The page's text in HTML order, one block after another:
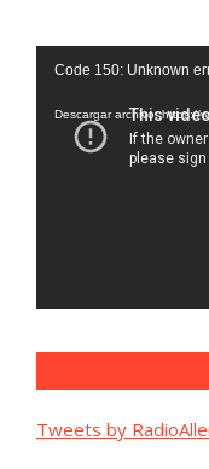
Reproductor
vídeo
Code 150: Unknown
Descargar archivo: https://
Tweets by